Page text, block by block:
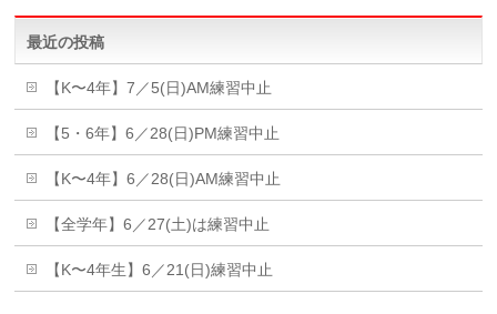
最近の投稿
【K〜4年】7／5(日)AM練習中止
【5・6年】6／28(日)PM練習中止
【K〜4年】6／28(日)AM練習中止
【全学年】6／27(土)は練習中止
【K〜4年生】6／21(日)練習中止